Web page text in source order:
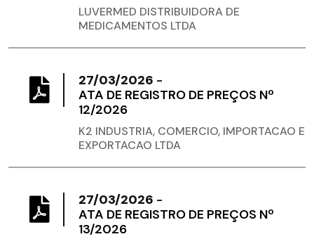
LUVERMED DISTRIBUIDORA DE
MEDICAMENTOS LTDA
27/03/2026 -
ATA DE REGISTRO DE PREÇOS Nº
12/2026
K2 INDUSTRIA, COMERCIO, IMPORTACAO E
EXPORTACAO LTDA
27/03/2026 -
ATA DE REGISTRO DE PREÇOS Nº
13/2026